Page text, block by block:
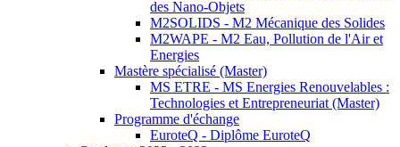
des Nano-Objets
M2SOLIDS - M2 Mécanique des Solides
M2WAPE - M2 Eau, Pollution de l'Air et
Energies
Mastère spécialisé (Master)
MS ETRE - MS Energies Renouvelables :
Technologies et Entrepreneuriat (Master)
Programme d'échange
EuroteQ - Diplôme EuroteQ